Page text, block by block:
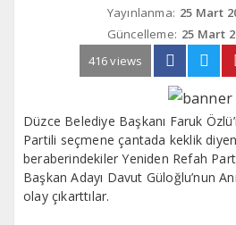
Yayınlanma: 25 Mart
Güncelleme: 25 Mart
416 views
Düzce Belediye Başkanı Faruk
Partili seçmene çantada keklik
beraberindekiler Yeniden Refah
Başkan Adayı Davut Güloğlu’nun
olay çıkarttılar.